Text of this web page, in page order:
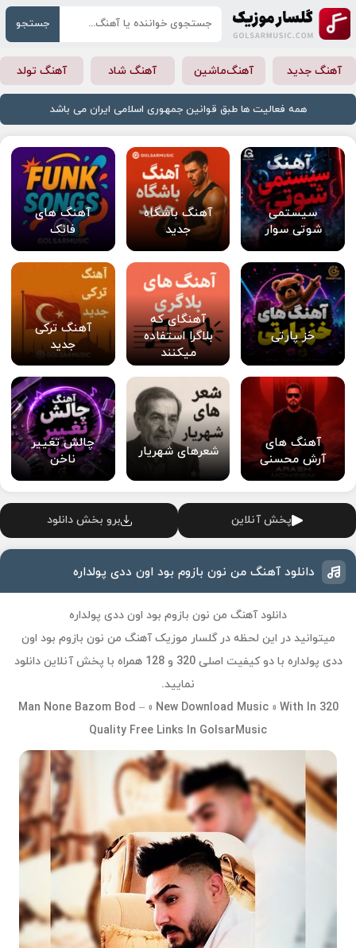
جستجو
آهنگ جدید آهنگ‌ماشین آهنگ شاد آهنگ تولد
همه فعالیت ها طبق قوانین جمهوری اسلامی ایران می باشد
سیستمی
شوتی سوار
آهنگ باشگاه
جدید
آهنگ های
فانک
خز پارتی
آهنگای که
بلاگرا استفاده
میکنند
آهنگ ترکی
جدید
آهنگ های
آرش محسنی
شعرهای شهریار
چالش تغییر
ناخن
پخش آنلاین برو بخش دانلود
دانلود آهنگ من نون بازوم بود اون ددی پولداره
دانلود آهنگ من نون بازوم بود اون ددی پولداره
میتوانید در این لحظه در گلسار موزیک آهنگ من نون بازوم بود اون
ددی پولداره با دو کیفیت اصلی 320 و 128 همراه با پخش آنلاین دانلود
نمایید.
Man None Bazom Bod – » New Download Music » With In 320
Quality Free Links In GolsarMusic